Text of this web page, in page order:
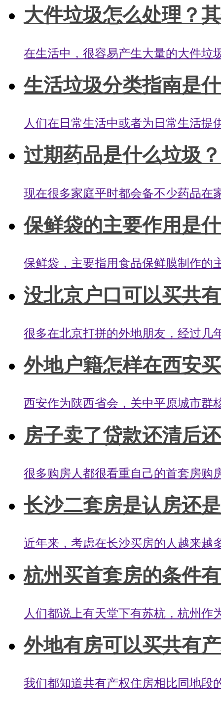
大件垃圾怎么处理？
在生活中，很容易产生大量的大件垃
生活垃圾分类指南是
人们在日常生活中或者为日常生活提
过期药品是什么垃圾
现在很多家庭平时都会备不少药品在
保鲜袋的主要作用是
保鲜袋，主要指用食品保鲜膜制作的
没北京户口可以买共
很多在北京打拼的外地朋友，经过几
外地户籍怎样在西安
西安作为陕西省会，关中平原城市群
房子卖了贷款还清后
很多购房人都很看重自己的首套房购
长沙二套房是认房还
近年来，考虑在长沙买房的人越来越
杭州买首套房的条件
人们都说上有天堂下有苏杭，杭州作
外地有房可以买共有
我们都知道共有产权住房相比同地段